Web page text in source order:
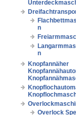
n
n
Knopfannäher
Overlock